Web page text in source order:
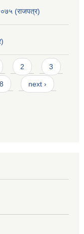
(राजपत्र)
2 3
8 next ›